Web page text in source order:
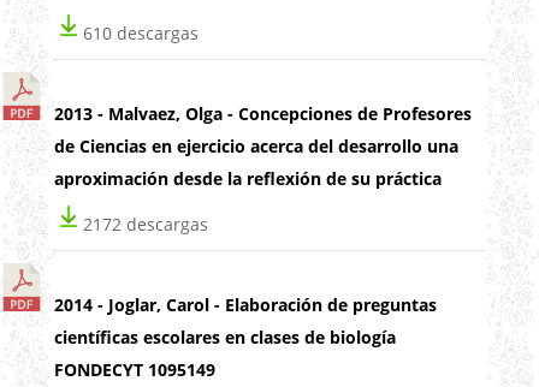
610 descargas
2013 - Malvaez, Olga - Concepciones de Profesores
de Ciencias en ejercicio acerca del desarrollo una
aproximación desde la reflexión de su práctica
2172 descargas
2014 - Joglar, Carol - Elaboración de preguntas
científicas escolares en clases de biología
FONDECYT 1095149